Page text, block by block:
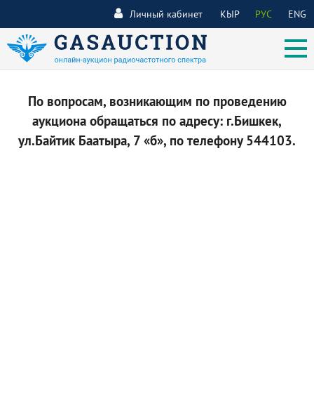
КЫР РУС ENG
Личный кабинет
По вопросам, возникающим по проведению
аукциона обращаться по адресу: г.Бишкек,
ул.Байтик Баатыра, 7 «б», по телефону 544103.